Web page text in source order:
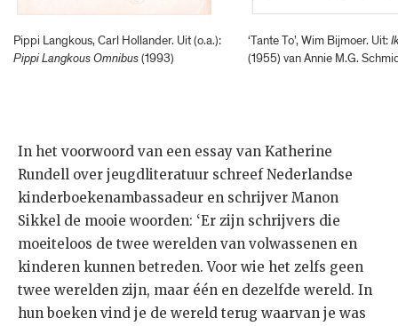
Pippi Langkous, Carl Hollander. Uit (o.a.):
Pippi Langkous Omnibus(1993)
‘Tante To’, Wim Bijmoer. Uit:
(1955) van Annie M.G.
In het voorwoord van een essay van Katherine
Rundell over jeugdliteratuur schreef Nederlandse
kinderboekenambassadeur en schrijver Manon
Sikkel de mooie woorden: ‘Er zijn schrijvers die
moeiteloos de twee werelden van volwassenen en
kinderen kunnen betreden. Voor wie het zelfs geen
twee werelden zijn, maar één en dezelfde wereld. In
hun boeken vind je de wereld terug waarvan je was